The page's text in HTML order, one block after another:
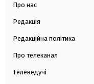
Про нас
Редакція
Редакційна політика
Про телеканал
Телеведучі